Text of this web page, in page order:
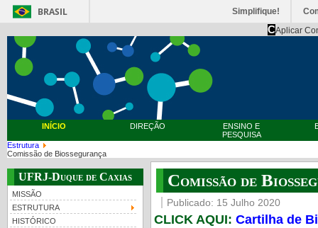
BRASIL Simplifique!
CAplicar
INÍCIO DIREÇÃO
ENSINO E
PESQUISA
Estrutura
Comissão de Biossegurança
UFRJ-Duque de Caxias
MISSÃO
ESTRUTURA
HISTÓRICO
Comissão de
Publicado: 15 Julho 2020
CLICK AQUI: Cartilha de